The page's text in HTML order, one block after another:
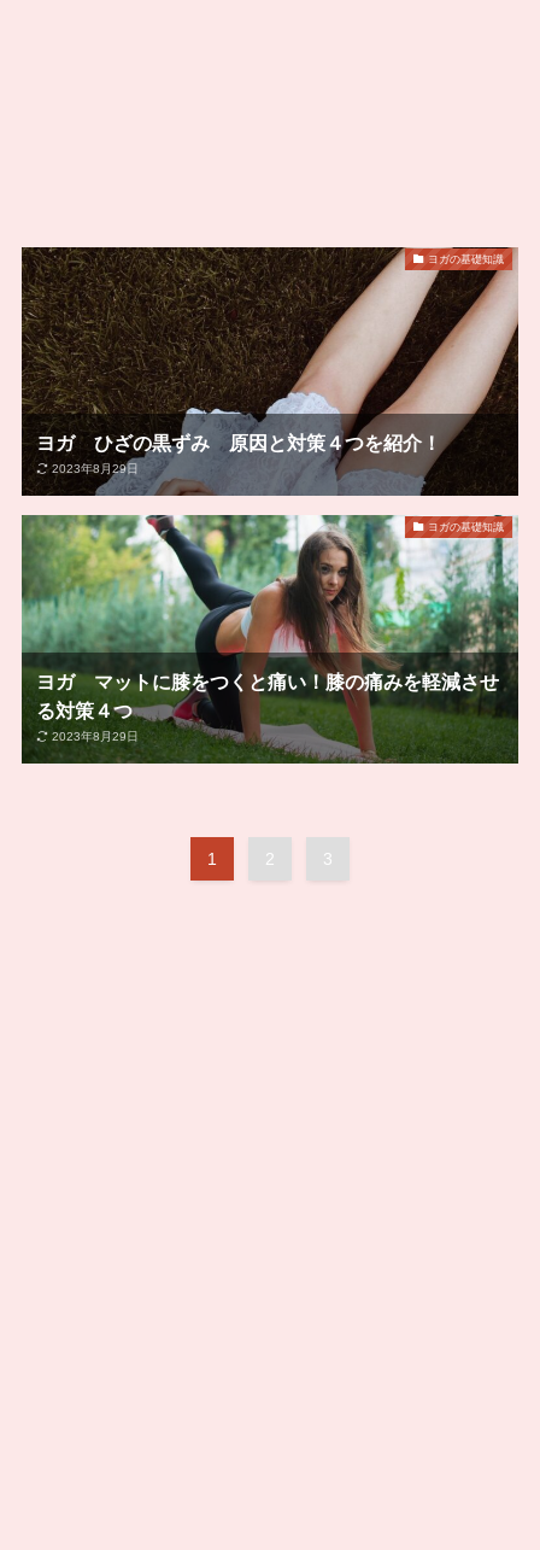
ヨガの基礎知識
ヨガ ひざの黒ずみ 原因と対策４つを紹介！
2023年8月29日
ヨガの基礎知識
ヨガ マットに膝をつくと痛い！膝の痛みを軽減させ
る対策４つ
2023年8月29日
1 2 3